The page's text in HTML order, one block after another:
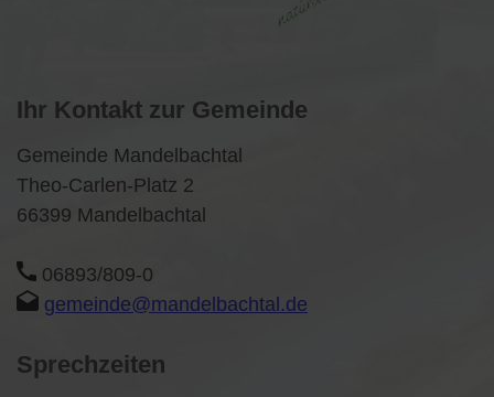
Ihr Kontakt zur Gemeinde
Gemeinde Mandelbachtal
Theo-Carlen-Platz 2
66399 Mandelbachtal
06893/809-0
gemeinde@mandelbachtal.de
Sprechzeiten